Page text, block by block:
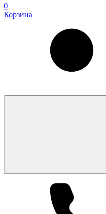
0
Корзина